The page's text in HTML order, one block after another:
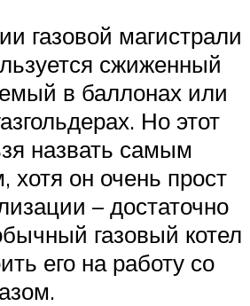
газовой магистрали
сжиженный
в баллонах или
Но этот
назвать самым
хотя он очень прост
– достаточно
газовый котел
его на работу со